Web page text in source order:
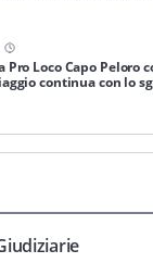
Pro Loco Capo Peloro
continua con lo